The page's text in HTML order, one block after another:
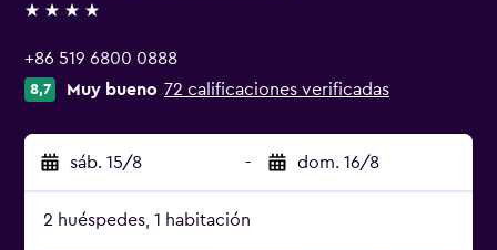
4 estrellas
+86 519 6800 0888
8,7 Muy bueno 72 calificaciones verificadas
sáb. 15/8 - dom. 16/8
2 huéspedes, 1 habitación